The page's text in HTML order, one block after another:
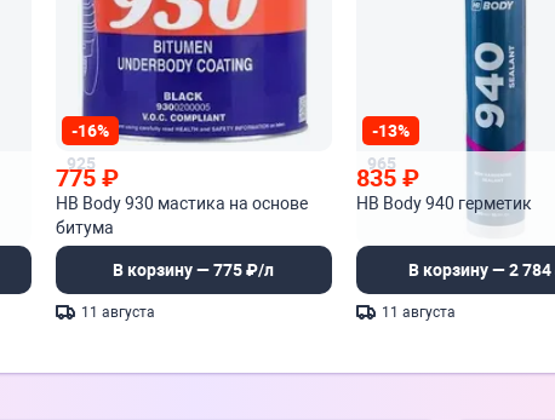
-16%
925
775 ₽
HB Body 930 мастика на основе
битума
В корзину — 775 ₽/л
11 августа
-13%
965
835₽
HB Body 940 герметик
В корзину — 2
11 августа